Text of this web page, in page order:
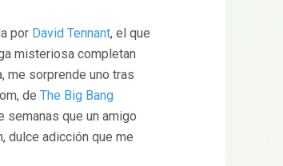
por David Tennant, el que
misteriosa completan
me sorprende uno tras
de The Big Bang
semanas que un amigo
dulce adicción que me